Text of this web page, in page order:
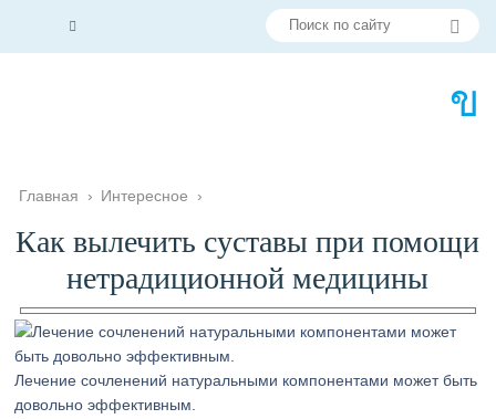
Главная › Интересное ›
Как вылечить суставы при помощи
нетрадиционной медицины
Лечение сочленений натуральными компонентами может быть
довольно эффективным.